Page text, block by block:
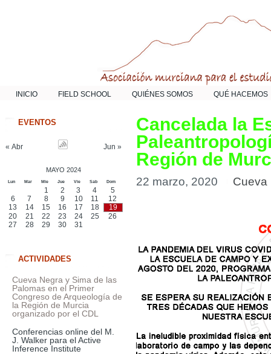
INICIO FIELD SCHOOL QUIÉNES SOMOS QUÉ HACEMOS
Cancelada la
Región de
22 marzo, 2020 Cueva
EVENTOS
« Abr Jun »
MAYO 2024
Lun Mar Mie Jue Vie Sab Dom
1 2 3 4
5
6
7 8 9 10 11
12
13
14 15 16 17 18
19
20
21 22 23 24 25
26
27
28 29 30 31
ACTIVIDADES
Cueva Negra y Sima de las
Palomas en el Primer
Congreso de Arqueología de
la Región de Murcia
organizado por el CDL
Conferencias online del M.
J. Walker para el Active
Inference Institute